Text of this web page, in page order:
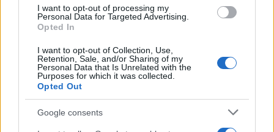
I want to opt-out of processing my
Personal Data for Targeted Advertising.
Opted In
I want to opt-out of Collection, Use,
Retention, Sale, and/or Sharing of my
Personal Data that Is Unrelated with the
Purposes for which it was collected.
Opted Out
Google consents
Κυψέλη: Ο περίεργος ηλικιωμένος και το
ταξίδι στην Αράχωβα – Όσα ισχυρίστηκε ο
26χρονος για τον θάνατο της Βρετανίδας
Μύκονος: Βίντεο με τους αστυνομικούς να
εντοπίζουν την τσάντα Hermès και το
Rolex όπου άρπαξε Έλληνας οδηγός από
Ουκρανό τουρίστα
Μυστράς: «Φρούριο» το ξενοδοχείο που
έκρυβε τη σορό του 90χρονου ο γιος του –
«Είχαμε να τον δούμε πάνω από 3 χρόνια»